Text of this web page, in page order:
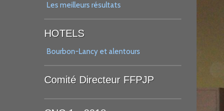
Les meilleurs résultats
HOTELS
Bourbon-Lancy et alentours
Comité Directeur FFPJP